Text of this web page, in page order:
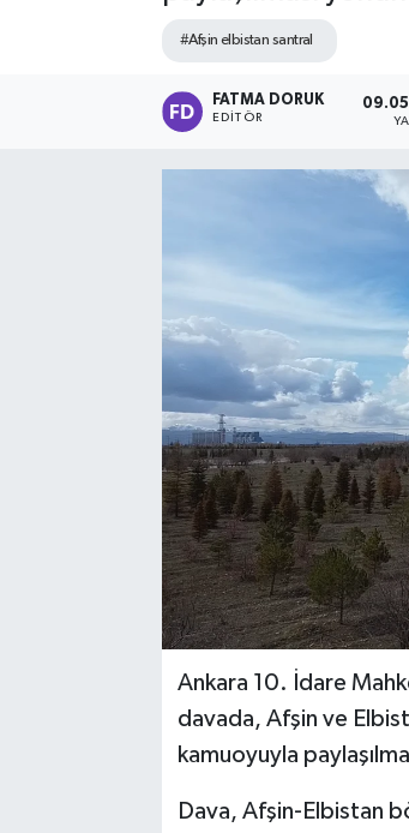
#Afşin elbistan santral
FATMA DORUK
EDITÖR
Ankara 10. İdare
davada, Afşin ve
kamuoyuyla
Dava, Afşin-Elbistan